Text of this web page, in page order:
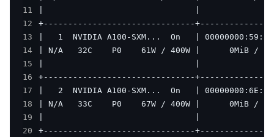
11
12
13
14
15
16
17
18
19
20